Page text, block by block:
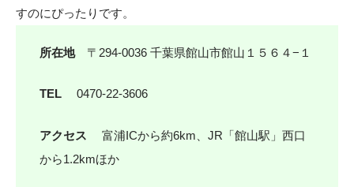
すのにぴったりです。
所在地〒294-0036 千葉県館山市館山１５６４−１
TEL 0470-22-3606
アクセス
富浦ICから約6km、JR「館山駅」西口
から1.2kmほか